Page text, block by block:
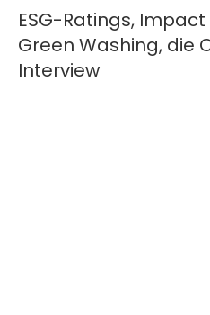
ESG-Ratings,
Green Washing, die
Interview